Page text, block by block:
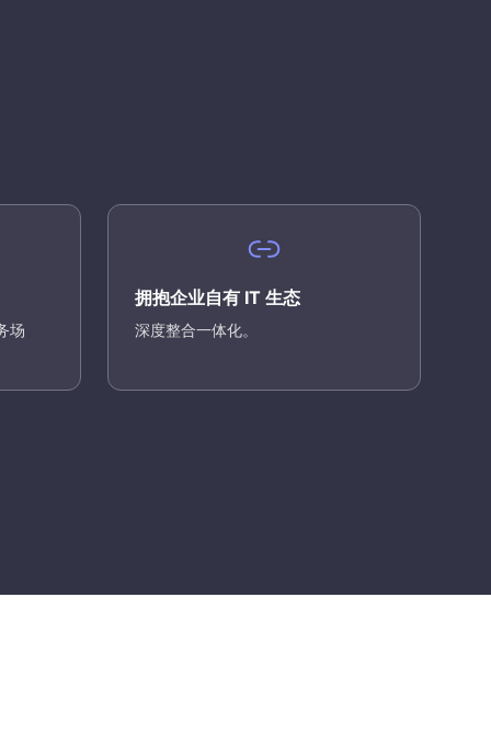
场
拥抱企业自有 IT 生态
深度整合一体化。